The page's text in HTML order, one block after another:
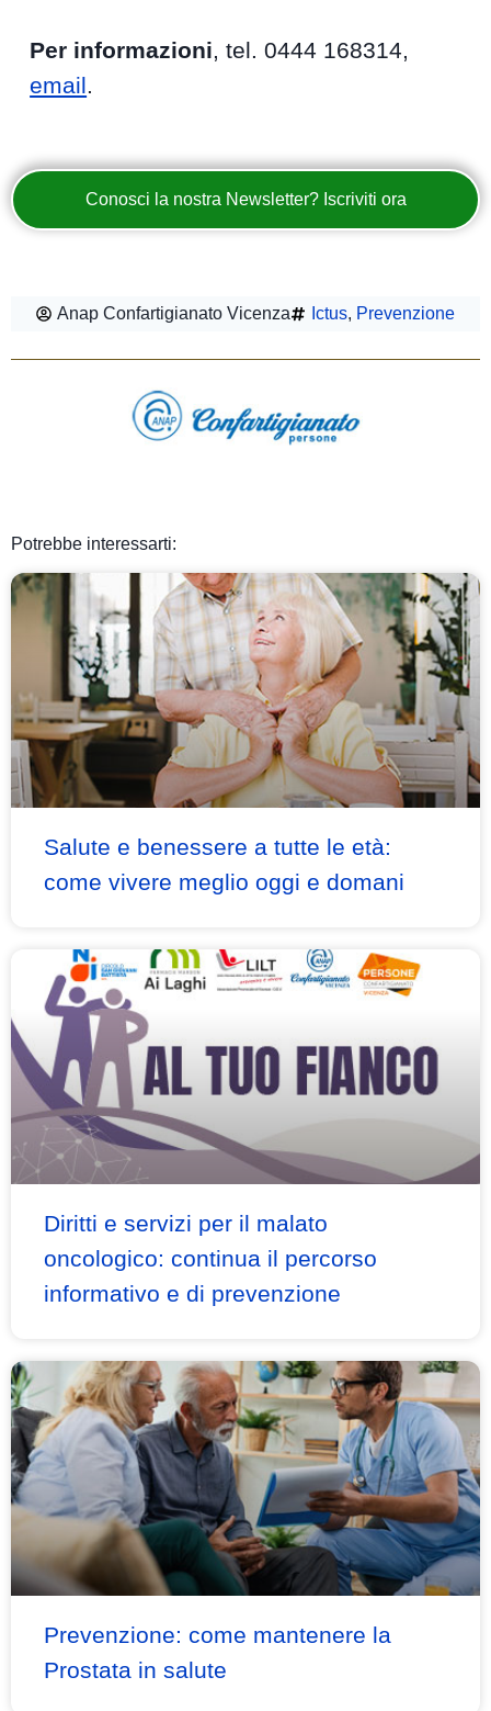
Per informazioni, tel. 0444 168314,
email.
Conosci la nostra Newsletter? Iscriviti ora
Anap Confartigianato Vicenza Ictus, Prevenzione
Potrebbe interessarti:
Salute e benessere a tutte le età:
come vivere meglio oggi e domani
Diritti e servizi per il malato
oncologico: continua il percorso
informativo e di prevenzione
Prevenzione: come mantenere la
Prostata in salute